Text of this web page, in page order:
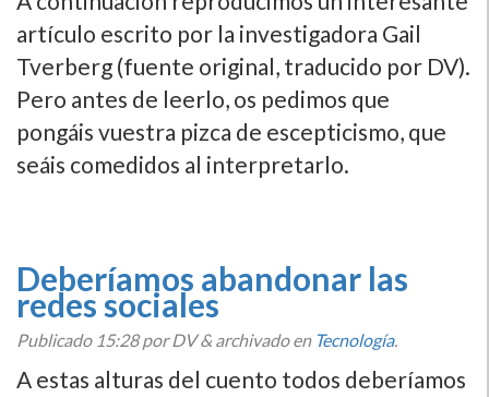
artículo escrito por la investigadora Gail
Tverberg (fuente original, traducido por DV).
Pero antes de leerlo, os pedimos que
pongáis vuestra pizca de escepticismo, que
seáis comedidos al interpretarlo.
Deberíamos abandonar las
redes sociales
Publicado 15:28por DV&archivado en Tecnologí­a.
A estas alturas del cuento todos deberíamos